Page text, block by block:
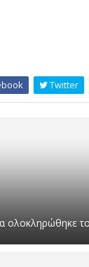
Twitter
ολοκληρώθηκε